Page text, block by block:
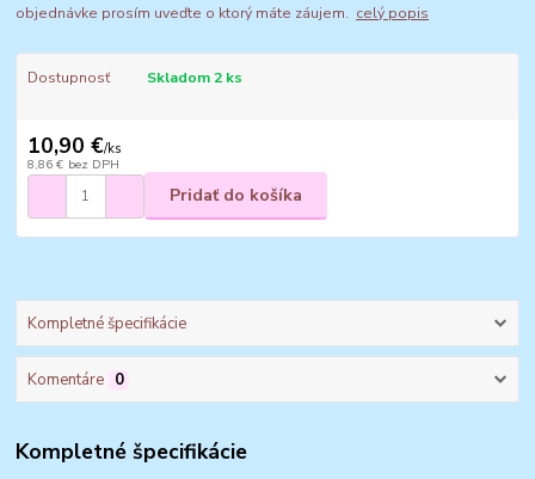
objednávke prosím uveďte o ktorý máte záujem. celý popis
Dostupnosť Skladom 2 ks
10,90 €/ks
8,86 € bez DPH
Pridať do košíka
Kompletné špecifikácie
Komentáre 0
Kompletné špecifikácie